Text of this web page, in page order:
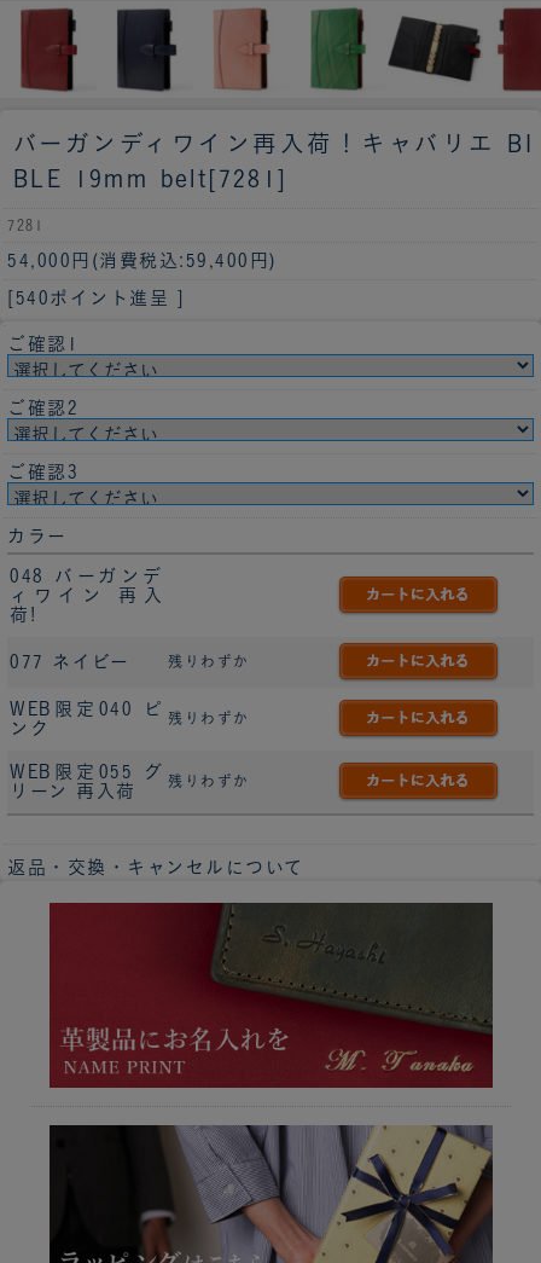
バーガンディワイン再入荷！
キャバリエ BI
BLE 19mm belt[7281]
7281
54,000円 (消費税込:59,400円)
[540ポイント進呈 ]
ご確認1
ご確認2
ご確認3
カラー
048 バーガンデ
ィワイン 再入
荷!
077 ネイビー 残りわずか
WEB限定040 ピ
ンク
残りわずか
WEB限定055 グ
リーン 再入荷
残りわずか
返品・交換・キャンセルについて